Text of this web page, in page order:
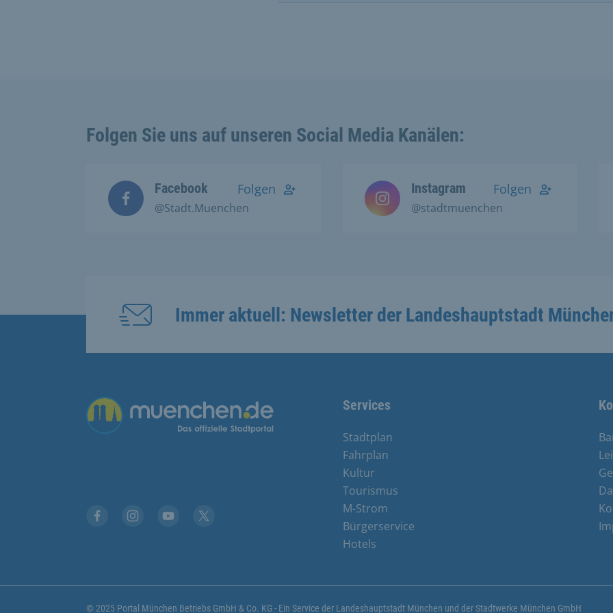
Folgen Sie uns auf unseren Social Media Kanälen:
Facebook
@Stadt.Muenchen
Folgen Instagram
@stadtmuenchen
Folgen
Immer aktuell: Newsletter der Landeshauptstadt
Services
Stadtplan
Fahrplan
Kultur
Tourismus
M-Strom
Bürgerservice
Hotels
© 2025 Portal München Betriebs GmbH & Co. KG - Ein Service der Landeshauptstadt München und der Stadtwerke München GmbH